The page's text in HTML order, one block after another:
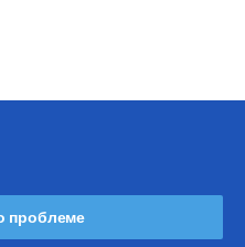
проблеме